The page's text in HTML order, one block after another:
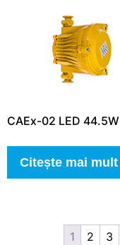
CAEx-02 LED 44.5W
Citește mai mult
1 2 3